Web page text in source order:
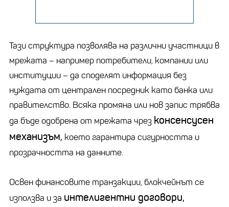
Тази структура позволява на различни участници в
мрежата – например потребители, компании или
институции – да споделят информация без
нуждата от централен посредник като банка или
правителство. Всяка промяна или нов запис трябва
да бъде одобрена от мрежата чрез консенсусен
механизъм, което гарантира сигурността и
прозрачността на данните.
Освен финансовите транзакции, блокчейнът се
използва и за интелигентни договори,